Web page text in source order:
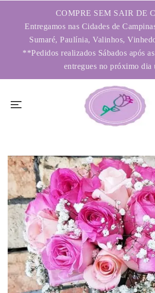
COMPRE SEM SAIR DE
Entregamos nas Cidades de
Sumaré, Paulínia, Valinhos,
**Pedidos realizados Sábados após
entregues no próximo dia